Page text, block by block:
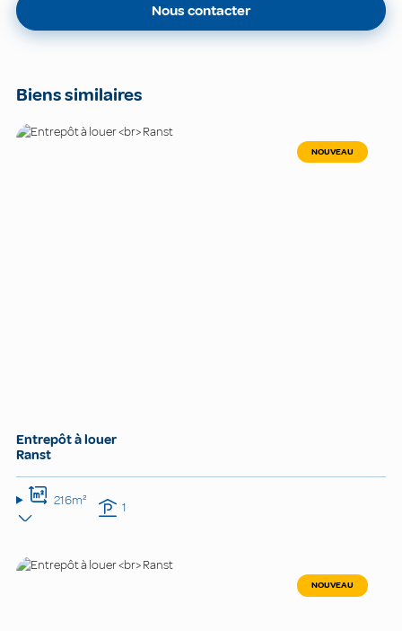
Nous contacter
Biens similaires
NOUVEAU
Entrepôt à louer
Ranst
216m² 1
NOUVEAU